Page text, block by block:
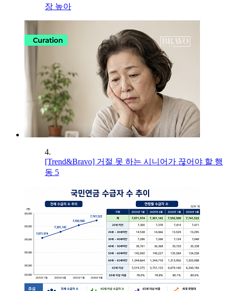
장 높아
4.
[Trend&Bravo] 거절 못 하는 시니어가 끊어야 할 행
동 5